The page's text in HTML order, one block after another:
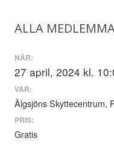
ALLA
NÄR:
27 april, 2024 kl.
VAR:
Älgsjöns Skyttecentrum,
PRIS:
Gratis